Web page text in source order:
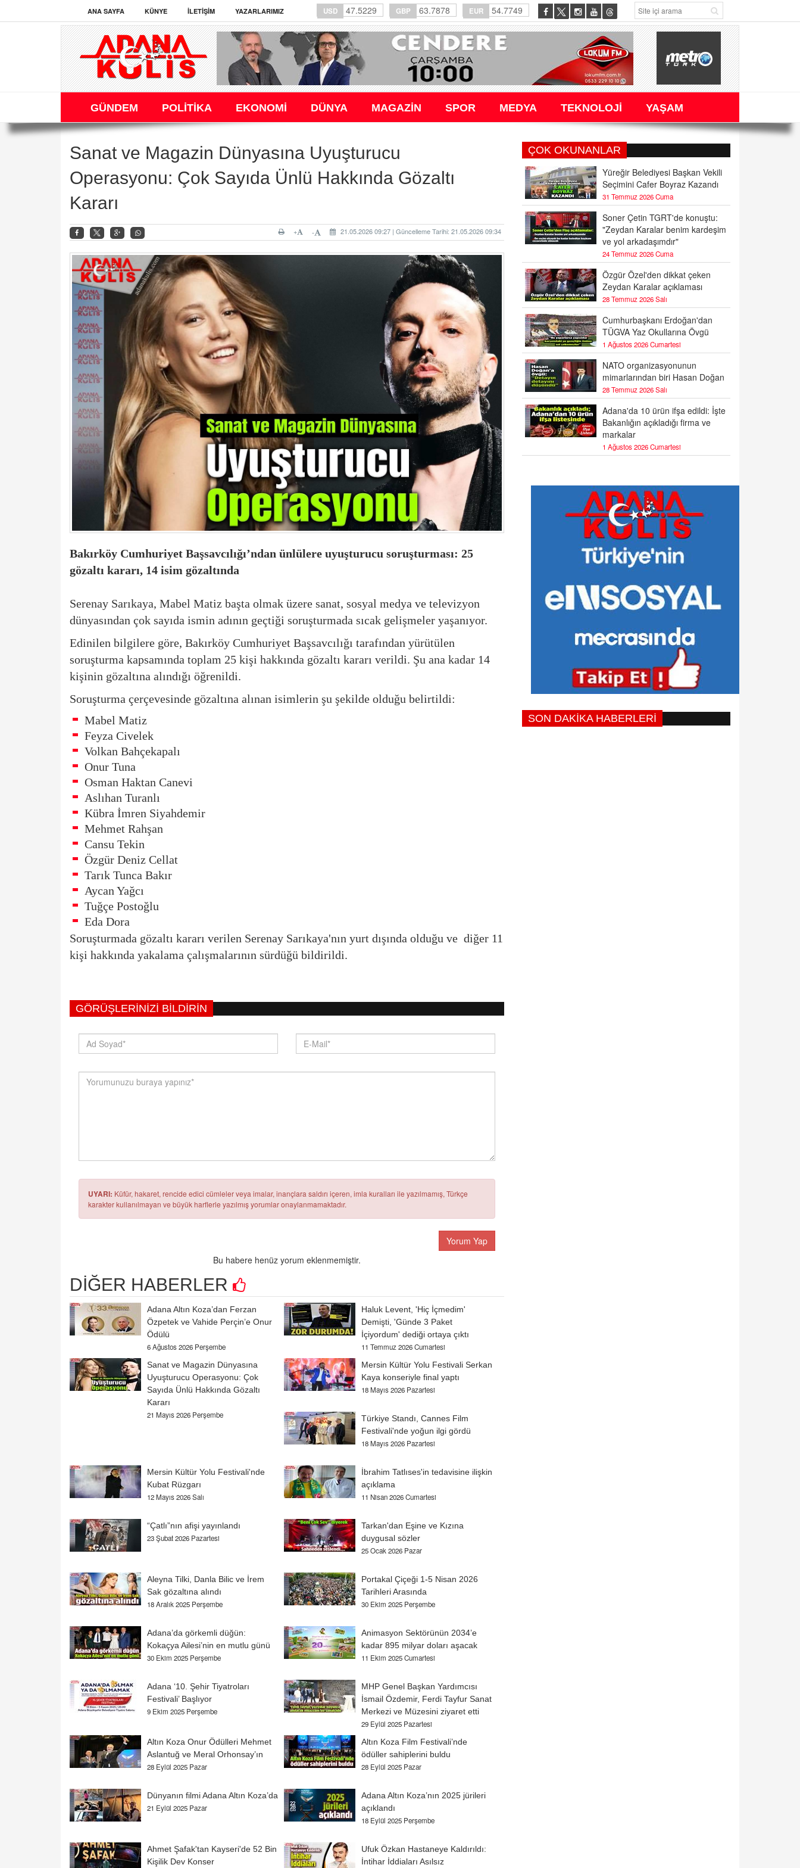
ANA SAYFA KÜNYE İLETIŞIM YAZARLARIMIZ USD 47.5229 GBP 63.7878 EUR 54.7749
GÜNDEM POLİTİKA EKONOMİ DÜNYA MAGAZİN SPOR MEDYA TEKNOLOJİ YAŞAM
Sanat ve Magazin Dünyasına Uyuşturucu
Operasyonu: Çok Sayıda Ünlü Hakkında Gözaltı
Kararı
21.05.2026 09:27 | Güncelleme Tarihi: 21.05.2026 09:34
-
+
Bakırköy Cumhuriyet Başsavcılığı’ndan ünlülere uyuşturucu soruşturması: 25
gözaltı kararı, 14 isim gözaltında
Serenay Sarıkaya, Mabel Matiz başta olmak üzere sanat, sosyal medya ve televizyon
dünyasından çok sayıda ismin adının geçtiği soruşturmada sıcak gelişmeler yaşanıyor.
Edinilen bilgilere göre, Bakırköy Cumhuriyet Başsavcılığı tarafından yürütülen
soruşturma kapsamında toplam 25 kişi hakkında gözaltı kararı verildi. Şu ana kadar 14
kişinin gözaltına alındığı öğrenildi.
Soruşturma çerçevesinde gözaltına alınan isimlerin şu şekilde olduğu belirtildi:
Mabel Matiz
Feyza Civelek
Volkan Bahçekapalı
Onur Tuna
Osman Haktan Canevi
Aslıhan Turanlı
Kübra İmren Siyahdemir
Mehmet Rahşan
Cansu Tekin
Özgür Deniz Cellat
Tarık Tunca Bakır
Aycan Yağcı
Tuğçe Postoğlu
Eda Dora
Soruşturmada gözaltı kararı verilen Serenay Sarıkaya'nın yurt dışında olduğu ve diğer 11
kişi hakkında yakalama çalışmalarının sürdüğü bildirildi.
GÖRÜŞLERINIZI BILDIRIN
UYARI: Küfür, hakaret, rencide edici cümleler veya imalar, inançlara saldırı içeren, imla kuralları ile yazılmamış, Türkçe
karakter kullanılmayan ve büyük harflerle yazılmış yorumlar onaylanmamaktadır.
Yorum Yap
Bu habere henüz yorum eklenmemiştir.
DİĞER HABERLER
Adana Altın Koza’dan Ferzan
Özpetek ve Vahide Perçin’e Onur
Ödülü
6 Ağustos 2026 Perşembe
Haluk Levent, 'Hiç İçmedim'
Demişti, 'Günde 3 Paket
İçiyordum' dediği ortaya çıktı
11 Temmuz 2026 Cumartesi
Sanat ve Magazin Dünyasına
Uyuşturucu Operasyonu: Çok
Sayıda Ünlü Hakkında Gözaltı
Kararı
21 Mayıs 2026 Perşembe
Mersin Kültür Yolu Festivali Serkan
Kaya konseriyle final yaptı
18 Mayıs 2026 Pazartesi
Türkiye Standı, Cannes Film
Festivali'nde yoğun ilgi gördü
18 Mayıs 2026 Pazartesi
Mersin Kültür Yolu Festivali'nde
Kubat Rüzgarı
12 Mayıs 2026 Salı
İbrahim Tatlıses'in tedavisine ilişkin
açıklama
11 Nisan 2026 Cumartesi
“Çatlı”nın afişi yayınlandı
23 Şubat 2026 Pazartesi
Tarkan'dan Eşine ve Kızına
duygusal sözler
25 Ocak 2026 Pazar
Aleyna Tilki, Danla Bilic ve İrem
Sak gözaltına alındı
18 Aralık 2025 Perşembe
Portakal Çiçeği 1-5 Nisan 2026
Tarihleri Arasında
30 Ekim 2025 Perşembe
Adana’da görkemli düğün:
Kokaçya Ailesi’nin en mutlu günü
30 Ekim 2025 Perşembe
Animasyon Sektörünün 2034’e
kadar 895 milyar doları aşacak
11 Ekim 2025 Cumartesi
Adana ‘10. Şehir Tiyatroları
Festivali’ Başlıyor
9 Ekim 2025 Perşembe
MHP Genel Başkan Yardımcısı
İsmail Özdemir, Ferdi Tayfur Sanat
Merkezi ve Müzesini ziyaret etti
29 Eylül 2025 Pazartesi
Altın Koza Onur Ödülleri Mehmet
Aslantuğ ve Meral Orhonsay’ın
28 Eylül 2025 Pazar
Altın Koza Film Festivali’nde
ödüller sahiplerini buldu
28 Eylül 2025 Pazar
Dünyanın filmi Adana Altın Koza’da
21 Eylül 2025 Pazar
Adana Altın Koza’nın 2025 jürileri
açıklandı
18 Eylül 2025 Perşembe
Ahmet Şafak'tan Kayseri'de 52 Bin
Kişilik Dev Konser
Ufuk Özkan Hastaneye Kaldırıldı:
İntihar İddiaları Asılsız
ÇOK OKUNANLAR
Yüreğir Belediyesi Başkan Vekili
Seçimini Cafer Boyraz Kazandı
31 Temmuz 2026 Cuma
Soner Çetin TGRT'de konuştu:
"Zeydan Karalar benim kardeşim
ve yol arkadaşımdır"
24 Temmuz 2026 Cuma
Özgür Özel'den dikkat çeken
Zeydan Karalar açıklaması
28 Temmuz 2026 Salı
Cumhurbaşkanı Erdoğan'dan
TÜGVA Yaz Okullarına Övgü
1 Ağustos 2026 Cumartesi
NATO organizasyonunun
mimarlarından biri Hasan Doğan
28 Temmuz 2026 Salı
Adana'da 10 ürün ifşa edildi: İşte
Bakanlığın açıkladığı firma ve
markalar
1 Ağustos 2026 Cumartesi
SON DAKİKA HABERLERİ